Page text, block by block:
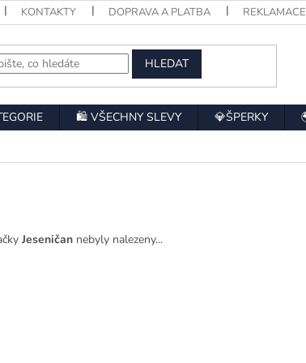
KONTAKTY DOPRAVA A PLATBA REKLAMACE
HLEDAT
🛍️ VŠECHNY SLEVY 💎ŠPERKY
Jeseničan nebyly nalezeny...